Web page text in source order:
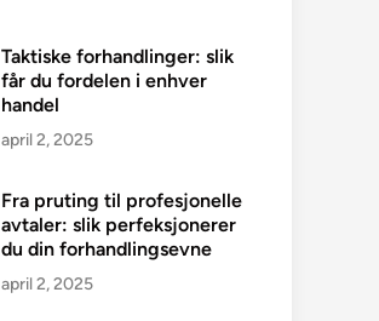
Taktiske forhandlinger: slik
får du fordelen i enhver
handel
april 2, 2025
Fra pruting til profesjonelle
avtaler: slik perfeksjonerer
du din forhandlingsevne
april 2, 2025